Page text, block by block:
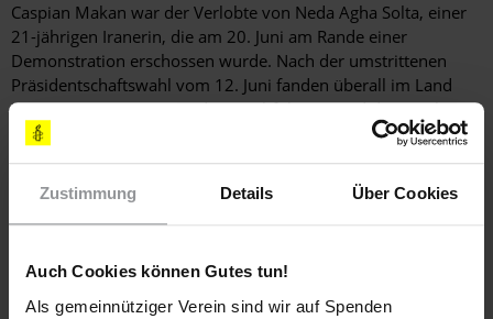
Zustimmung Details Über Cookies
Auch Cookies können Gutes tun!
Als gemeinnütziger Verein sind wir auf Spenden
Caspian Makan war der Verlobte von Neda Agha Solta, einer
21-jährigen Iranerin, die am 20. Juni am Rande einer
Demonstration erschossen wurde. Nach der umstrittenen
Präsidentschaftswahl vom 12. Juni fanden überall im Land
Demonstrationen gegen die Durchführung und das Ergebnis
der Wahl statt. Ein Video der gerade sterbenden Neda Agha
Soltan wurde schnell im Internet verbreitet und machte sie
zum Symbol der Unruhen im Iran.
Caspian Makan wurde am 26. Juni festgenommen. Genaue
Amnesty International liegen jedoch Informationen vor, die
bestätigen, dass er in Haft misshandelt wurde.